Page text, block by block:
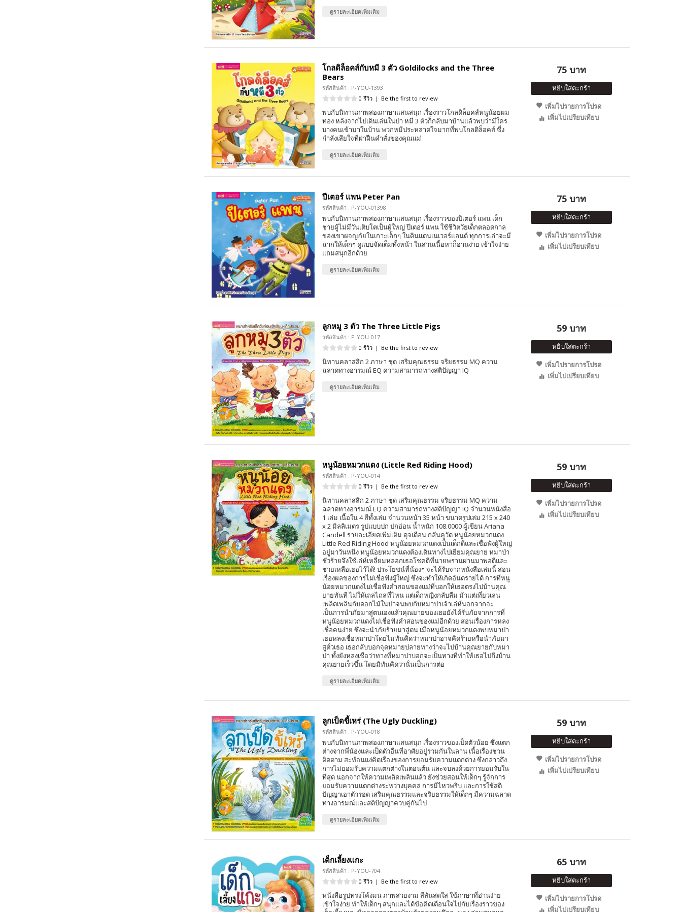
ดูรายละเอียดเพิ่มเติม
โกลดิล็อคส์กับหมี 3 ตัว Goldilocks and the Three
Bears
รหัสสินค้า : P-YOU-1393
0 รีวิว | Be the first to review
พบกับนิทานภาพสองภาษาแสนสนุก เรื่องราวโกลดิล็อคส์หนูน้อยผม
ทอง หลังจากไปเดินเล่นในป่า หมี 3 ตัวก็กลับมาบ้านแล้วพบว่ามีใคร
บางคนเข้ามาในบ้าน พวกหมีประหลาดใจมากที่พบโกลดิล็อคส์ ซึ่ง
กำลังเสียใจที่ฝ่าฝืนคำสั่งของคุณแม่
ดูรายละเอียดเพิ่มเติม
75 บาท
หยิบใส่ตะกร้า
เพิ่มไปรายการโปรด
เพิ่มไปเปรียบเทียบ
ปีเตอร์ แพน Peter Pan
รหัสสินค้า : P-YOU-01398
พบกับนิทานภาพสองภาษาแสนสนุก เรื่องราวของปีเตอร์ แพน เด็ก
ชายผู้ไม่มีวันเติบโตเป็นผู้ใหญ่ ปีเตอร์ แพน ใช้ชีวิตวัยเด็กตลอดกาล
ของเขาผจญภัยในเกาะเล็กๆ ในดินแดนเนเวอร์แลนด์ ทุกการเล่าจะมี
ฉากให้เด็กๆ ดูแบบจัดเต็มทั้งหน้า ในส่วนเนื้อหาก็อ่านง่าย เข้าใจง่าย
แถมสนุกอีกด้วย
ดูรายละเอียดเพิ่มเติม
75 บาท
หยิบใส่ตะกร้า
เพิ่มไปรายการโปรด
เพิ่มไปเปรียบเทียบ
ลูกหมู 3 ตัว The Three Little Pigs
รหัสสินค้า : P-YOU-017
0 รีวิว | Be the first to review
นิทานคลาสสิก 2 ภาษา ชุด เสริมคุณธรรม จริยธรรม MQ ความ
ฉลาดทางอารมณ์ EQ ความสามารถทางสติปัญญา IQ
ดูรายละเอียดเพิ่มเติม
59 บาท
หยิบใส่ตะกร้า
เพิ่มไปรายการโปรด
เพิ่มไปเปรียบเทียบ
หนูน้อยหมวกแดง (Little Red Riding Hood)
รหัสสินค้า : P-YOU-014
0 รีวิว | Be the first to review
นิทานคลาสสิก 2 ภาษา ชุด เสริมคุณธรรม จริยธรรม MQ ความ
ฉลาดทางอารมณ์ EQ ความสามารถทางสติปัญญา IQ จำนวนหนังสือ
1 เล่ม เนื้อใน 4 สีทั้งเล่ม จำนวนหน้า 35 หน้า ขนาดรูปเล่ม 215 x 240
x 2 มิลลิเมตร รูปแบบปก ปกอ่อน น้ำหนัก 108.0000 ผู้เขียน Ariana
Candell รายละเอียดเพิ่มเติม ดุจเดือน กลั่นคูวัด หนูน้อยหมวกแดง
Little Red Riding Hood หนูน้อยหมวกแดงเป็นเด็กดีและเชื่อฟังผู้ใหญ่
อยู่มาวันหนึ่ง หนูน้อยหมวกแดงต้องเดินทางไปเยี่ยมคุณยาย หมาป่า
ชั่วร้ายจึงใช้เล่ห์เหลี่ยมหลอกเธอโชคดีที่นายพรานผ่านมาพอดีและ
ช่วยเหลือเธอไว้ได้! ประโยชน์ที่น้องๆ จะได้รับจากหนังสือเล่มนี้ สอน
เรื่องผลของการไม่เชื่อฟังผู้ใหญ่ ซึ่งจะทำให้เกิดอันตรายได้ การที่หนู
น้อยหมวกแดงไม่เชื่อฟังคำสอนของแม่ที่บอกให้เธอตรงไปบ้านคุณ
ยายทันที ไม่ให้เถลไถลที่ไหน แต่เด็กหญิงกลับลืม มัวแต่เที่ยวเล่น
เพลิดเพลินกับดอกไม้ในปาจนพบกับหมาปาเจ้าเล่ห์นอกจากจะ
เป็นการนำภัยมาสู่ตนเองแล้วคุณยายของเธอยังได้รับภัยจากการที่
หนูน้อยหมวกแดงไม่เชื่อฟังคำสอนของแม่อีกด้วย สอนเรื่องการหลง
เชื่อคนง่าย ซึ่งจะนำภัยร้ายมาสู่ตน เมื่อหนูน้อยหมวกแดงพบหมาปา
เธอหลงเชื่อหมาปาโดยไม่ทันคิดว่าหมาป่าอาจคิดร้ายหรือนำภัยมา
สูตั่วเธอ เธอกลับบอกจุดหมายปลายทางว่าจะไปบ้านคุณยายกับหมา
ปา ทั้งยังหลงเชื่อว่าทางที่หมาปาบอกจะเป็นทางที่ทำให้เธอไปถึงบ้าน
คุณยายเร็วขึ้น โดยมิทันคิดว่านั่นเป็นการต่อ
ดูรายละเอียดเพิ่มเติม
59 บาท
หยิบใส่ตะกร้า
เพิ่มไปรายการโปรด
เพิ่มไปเปรียบเทียบ
ลูกเป็ดขี้เหร่ (The Ugly Duckling)
รหัสสินค้า : P-YOU-018
พบกับนิทานภาพสองภาษาแสนสนุก เรื่องราวของเป็ดตัวน้อย ซึ่งแตก
ต่างจากพี่น้องและเป็ดตัวอื่นที่อาศัยอยู่ร่วมกันในลาน เนื้อเรื่องชวน
ติดตาม สะท้อนแง่คิดเรื่องของการยอมรับความแตกต่าง ซึ่งกล่าวถึง
การไม่ยอมรับความแตกต่างในตอนต้น และจบลงด้วยการยอมรับใน
ที่สุด นอกจากให้ความเพลิดเพลินแล้ว ยังช่วยสอนให้เด็กๆ รู้จักการ
ยอมรับความแตกต่างระหว่างบุคคล การมีไหวพริบ และการใช้สติ
ปัญญาเอาตัวรอด เสริมคุณธรรมและจริยธรรมให้เด็กๆ มีความฉลาด
ทางอารมณ์และสติปัญญาควบคู่กันไป
ดูรายละเอียดเพิ่มเติม
59 บาท
หยิบใส่ตะกร้า
เพิ่มไปรายการโปรด
เพิ่มไปเปรียบเทียบ
เด็กเลี้ยงแกะ
รหัสสินค้า : P-YOU-704
0 รีวิว | Be the first to review
หนังสือรูปทรงโค้งมน ภาพสวยงาม สีสันสดใส ใช้ภาษาที่อ่านง่าย
เข้าใจง่าย ทำให้เด็กๆ สนุกและได้ข้อคิดเตือนใจไปกับเรื่องราวของ
65 บาท
หยิบใส่ตะกร้า
เพิ่มไปรายการโปรด
เพิ่มไปเปรียบเทียบ